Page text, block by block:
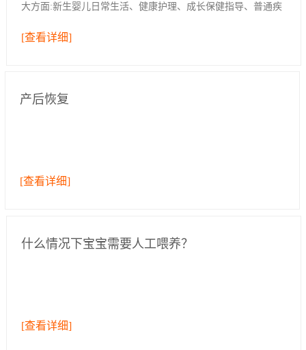
大方面:新生婴儿日常生活、健康护理、成长保健指导、普通疾
[查看详细]
产后恢复
[查看详细]
什么情况下宝宝需要人工喂养？
[查看详细]